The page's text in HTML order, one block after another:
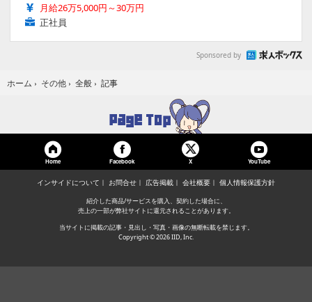
月給26万5,000円～30万円
正社員
Sponsored by
ホーム › その他 › 全般 › 記事
Home Facebook X YouTube
インサイドについて お問合せ 広告掲載 会社概要 個人情報保護方針
紹介した商品/サービスを購入、契約した場合に、
売上の一部が弊社サイトに還元されることがあります。
当サイトに掲載の記事・見出し・写真・画像の無断転載を禁じます。
Copyright © 2026 IID, Inc.